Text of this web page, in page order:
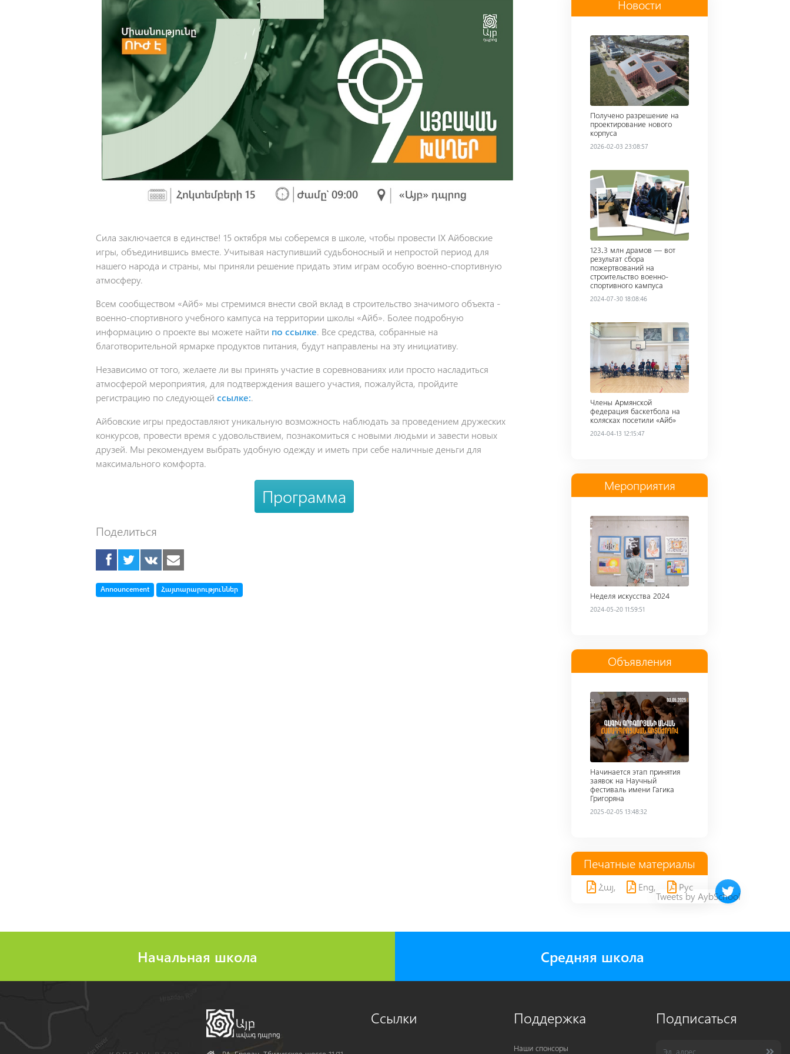
Сила заключается в единстве! 15 октября мы соберемся в школe, чтобы провести IX Айбовские
игры, объединившись вместе. Учитывая наступивший судьбоносный и непростой период для
нашего народа и страны, мы приняли решение придать этим играм особую военно-спортивную
атмосферу.
Всем сообществом «Айб» мы стремимся внести свой вклад в строительство значимого объекта -
военно-спортивного учебного кампуса на территории школы «Айб». Более подробную
информацию о проекте вы можете найти по ссылке. Все средства, собранные на
благотворительной ярмарке продуктов питания, будут направлены на эту инициативу.
Независимо от того, желаете ли вы принять участие в соревнованиях или просто насладиться
атмосферой мероприятия, для подтверждения вашего участия, пожалуйста, пройдите
регистрацию по следующей ссылке:.
Айбовские игры предоставляют уникальную возможность наблюдать за проведением дружеских
конкурсов, провести время с удовольствием, познакомиться с новыми людьми и завести новых
друзей. Мы рекомендуем выбрать удобную одежду и иметь при себе наличные деньги для
максимального комфорта.
Программа
Поделиться
Tag
Announcement Tag
Հայտարարություններ
Новости
Read more
Получено разрешение на
проектирование нового
корпуса
2026-02-03 23:08:57
Read more
123․3 млн драмов — вот
результат сбора
пожертвований на
строительство военно-
спортивного кампуса
2024-07-30 18:08:46
Read more
Члены Армянской
федерация баскетбола на
колясках посетили «Айб»
2024-04-13 12:15:47
Мероприятия
Read more
Неделя искусства 2024
2024-05-20 11:59:51
Объявления
Read more
Начинается этап принятия
заявок на Научный
фестиваль имени Гагика
Григоряна
2025-02-05 13:48:32
Печатные материалы
Հայ, Eng, Рус Twitter timeline
Tweets by AybSchool
Начальная школа Средняя школа
Ссылки Поддержка
Наши спонсоры
Подписаться